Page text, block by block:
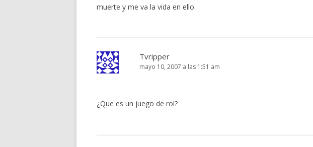
muerte y me va la vida en ello.
Tvripper
mayo 10, 2007 a las 1:51 am
¿Que es un juego de rol?